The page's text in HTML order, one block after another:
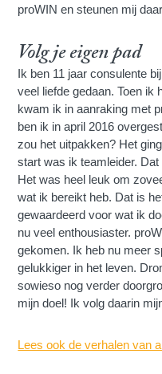
proWIN en steunen mij
Volg je eigen pad
Ik ben 11 jaar consulente
veel liefde gedaan. Toen ik
kwam ik in aanraking met
ben ik in april 2016
zou het uitpakken? Het
start was ik teamleider.
Het was heel leuk om
wat ik bereikt heb. Dat is
gewaardeerd voor wat ik
nu veel enthousiaster.
gekomen. Ik heb nu meer
gelukkiger in het leven.
sowieso nog verder
mijn doel! Ik volg daarin
Lees ook de verhalen van